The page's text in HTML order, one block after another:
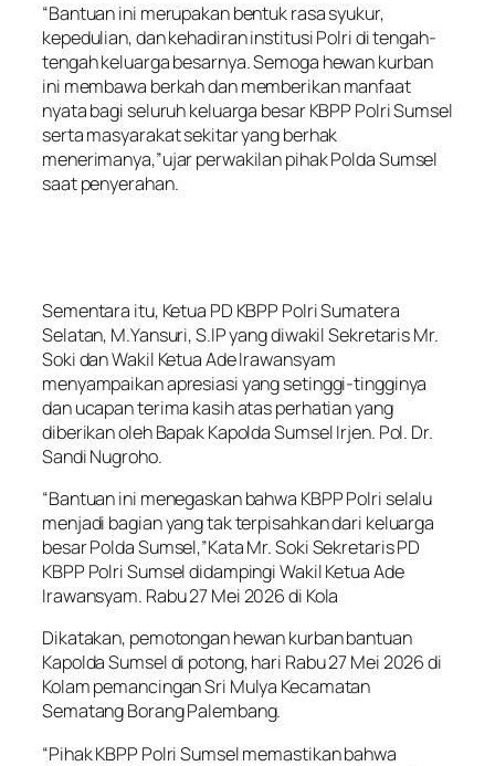
“Bantuan ini merupakan bentuk rasa syukur,
kepedulian, dan kehadiran institusi Polri di tengah-
tengah keluarga besarnya. Semoga hewan kurban
ini membawa berkah dan memberikan manfaat
nyata bagi seluruh keluarga besar KBPP Polri Sumsel
serta masyarakat sekitar yang berhak
menerimanya,”ujar perwakilan pihak Polda Sumsel
saat penyerahan.
Sementara itu, Ketua PD KBPP Polri Sumatera
Selatan, M.Yansuri, S.IP yang diwakil Sekretaris Mr.
Soki dan Wakil Ketua Ade Irawansyam
menyampaikan apresiasi yang setinggi-tingginya
dan ucapan terima kasih atas perhatian yang
diberikan oleh Bapak Kapolda Sumsel Irjen. Pol. Dr.
Sandi Nugroho.
“Bantuan ini menegaskan bahwa KBPP Polri selalu
menjadi bagian yang tak terpisahkan dari keluarga
besar Polda Sumsel,”Kata Mr. Soki Sekretaris PD
KBPP Polri Sumsel didampingi Wakil Ketua Ade
Irawansyam. Rabu 27 Mei 2026 di Kola
Dikatakan, pemotongan hewan kurban bantuan
Kapolda Sumsel di potong, hari Rabu 27 Mei 2026 di
Kolam pemancingan Sri Mulya Kecamatan
Sematang Borang Palembang.
“Pihak KBPP Polri Sumsel memastikan bahwa